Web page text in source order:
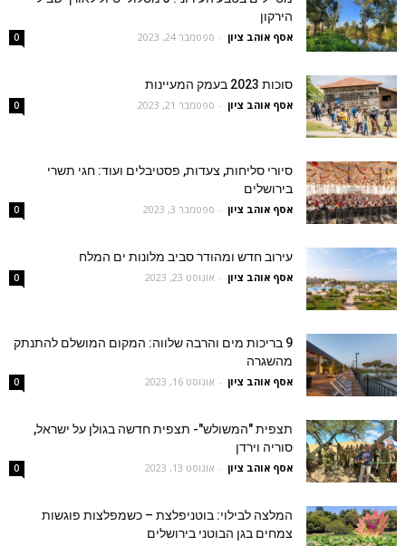
הירקון
אסף אוהב ציון - ספטמבר 24, 2023 0
סוכות 2023 בעמק המעיינות
אסף אוהב ציון - ספטמבר 21, 2023 0
סיורי סליחות, צעדות, פסטיבלים ועוד: חגי תשרי
בירושלים
אסף אוהב ציון - ספטמבר 3, 2023 0
עירוב חדש ומהודר סביב מלונות ים המלח
אסף אוהב ציון - אוגוסט 23, 2023 0
9 בריכות מים והרבה שלווה: המקום המושלם להתנתק
מהשגרה
אסף אוהב ציון - אוגוסט 16, 2023 0
תצפית "המשולש"- תצפית חדשה בגולן על ישראל,
סוריה וירדן
אסף אוהב ציון - אוגוסט 13, 2023 0
המלצה לבילוי: בוטניפלצת – כשמפלצות פוגשות
צמחים בגן הבוטני בירושלים